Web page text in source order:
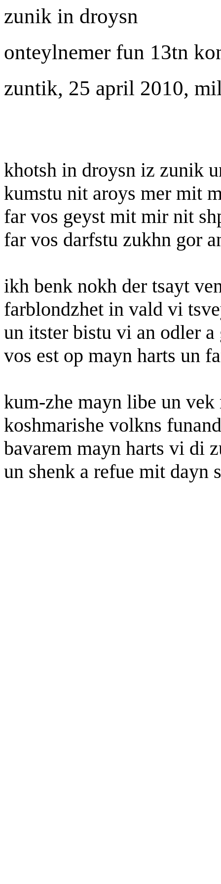
zunik in droysn
onteylnemer fun 13tn
zuntik, 25 april 2010,
khotsh in droysn iz zunik
kumstu nit aroys mer mit
far vos geyst mit mir nit
far vos darfstu zukhn gor
ikh benk nokh der tsayt
farblondzhet in vald vi
un itster bistu vi an odler a
vos est op mayn harts un
kum-zhe mayn libe un
koshmarishe volkns
bavarem mayn harts vi di
un shenk a refue mit dayn